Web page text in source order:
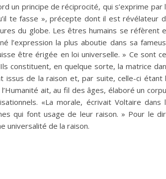
un principe de réciprocité, qui s’exprime par
te fasse », précepte dont il est révélateur
du globe. Les êtres humains se réfèrent
l’expression la plus aboutie dans sa
être érigée en loi universelle. » Ce sont
constituent, en quelque sorte, la matrice
issus de la raison et, par suite, celle-ci étant
ait, au fil des âges, élaboré un
«La morale, écrivait Voltaire dans
qui font usage de leur raison. » Pour le
universalité de la raison.